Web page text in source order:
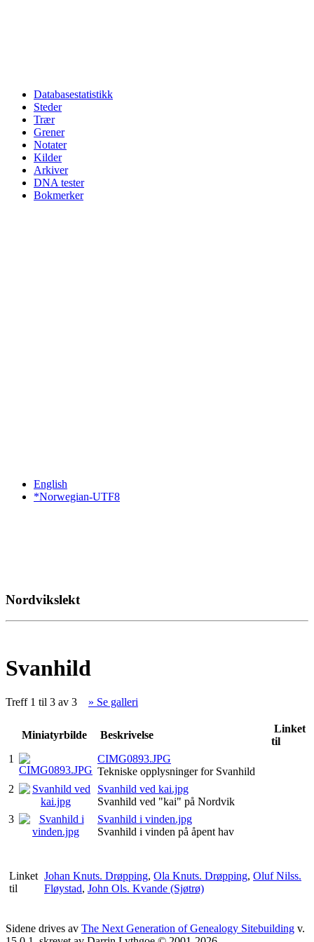
Databasestatistikk
Steder
Trær
Grener
Notater
Kilder
Arkiver
DNA tester
Bokmerker
English
*Norwegian-UTF8
Nordvikslekt
Svanhild
Treff 1 til 3 av 3 » Se galleri
Miniatyrbilde Beskrivelse
Linket
til
1
CIMG0893.JPG
Tekniske opplysninger for Svanhild
2
Svanhild ved kai.jpg
Svanhild ved "kai" på Nordvik
3
Svanhild i vinden.jpg
Svanhild i vinden på åpent hav
Linket
til
Johan Knuts. Drøpping, Ola Knuts. Drøpping, Oluf Nilss.
Fløystad, John Ols. Kvande (Sjøtrø)
Sidene drives av The Next Generation of Genealogy Sitebuilding v.